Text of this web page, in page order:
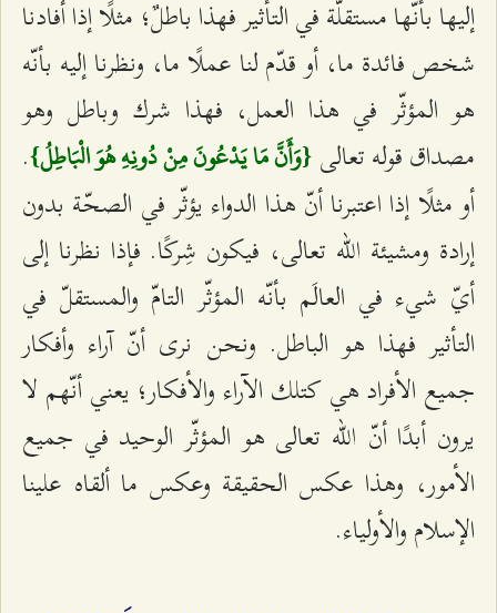
إليها بأنّها مستقلّة في التأثير فهذا باطلٌ؛ مثلًا إذا أفادنا
شخص فائدة ما، أو قدّم لنا عملًا ما، ونظرنا إليه بأنّه
هو المؤثّر في هذا العمل، فهذا شرك وباطل وهو
مصداق قوله تعالى {وَأَنَّ مَا يَدْعُونَ مِنْ دُونِهِ هُوَ الْبَاطِلُ}.
أو مثلًا إذا اعتبرنا أنّ هذا الدواء يؤثّر في الصحّة بدون
إرادة ومشيئة الله تعالى، فيكون شِركًا. فإذا نظرنا إلى
أيّ شيء في العالَم بأنّه المؤثّر التامّ والمستقلّ في
التأثير فهذا هو الباطل. ونحن نرى أنّ آراء وأفكار
جميع الأفراد هي كتلك الآراء والأفكار؛ يعني أنّهم لا
يرون أبدًا أنّ الله تعالى هو المؤثّر الوحيد في جميع
الأمور، وهذا عكس الحقيقة وعكس ما ألقاه علينا
الإسلام والأولياء.